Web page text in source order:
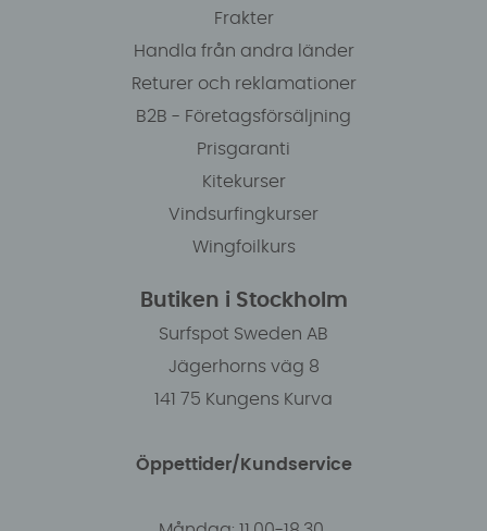
Frakter
Handla från andra länder
Returer och reklamationer
B2B - Företagsförsäljning
Prisgaranti
Kitekurser
Vindsurfingkurser
Wingfoilkurs
Butiken i Stockholm
Surfspot Sweden AB
Jägerhorns väg 8
141 75 Kungens Kurva
Öppettider/Kundservice